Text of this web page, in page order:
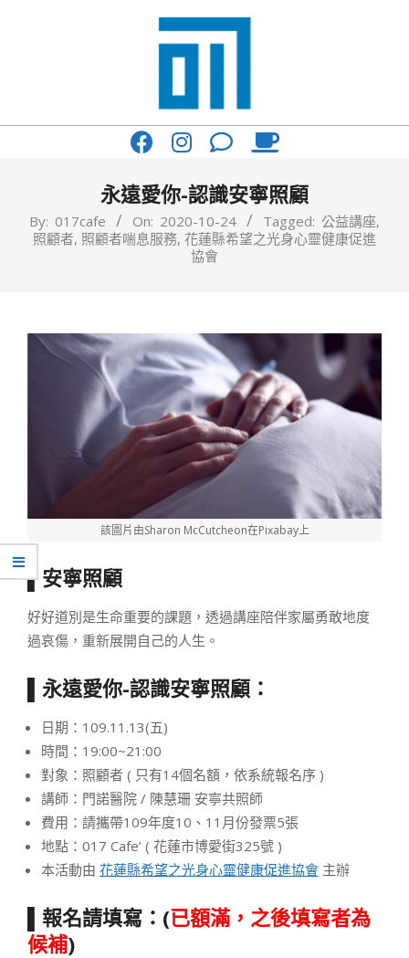
017
你
一
啡
永遠愛你-認識安寧照顧
By: 017cafe On: 2020-10-24 Tagged: 公益講座,
照顧者, 照顧者喘息服務, 花蓮縣希望之光身心靈健康促進
協會
該圖片由Sharon McCutcheon在Pixabay上
▌安寧照顧
好好道別是生命重要的課題，透過講座陪伴家屬勇敢地度
過哀傷，重新展開自己的人生。
▌永遠愛你-認識安寧照顧：
日期：109.11.13(五)
時間：19:00~21:00
對象：照顧者 ( 只有14個名額，依系統報名序 )
講師：門諾醫院 / 陳慧珊 安寧共照師
費用：請攜帶109年度10、11月份發票5張
地點：017 Cafe’ ( 花蓮市博愛街325號 )
本活動由 花蓮縣希望之光身心靈健康促進協會 主辦
▌報名請填寫：(已額滿，之後填寫者為
候補)